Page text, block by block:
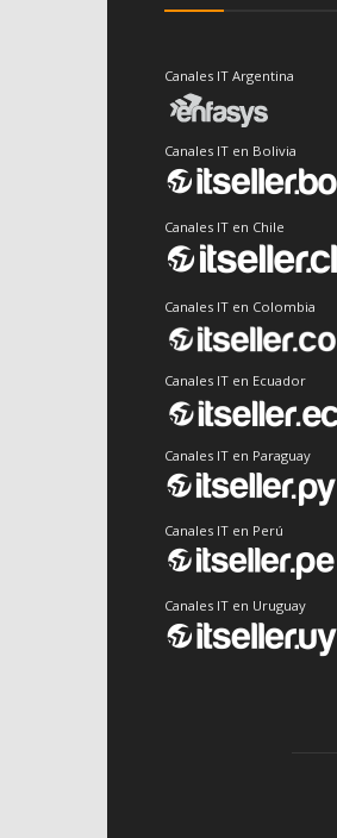
Canales IT Argentina
Canales IT en Bolivia
Canales IT en Chile
Canales IT en Colombia
Canales IT en Ecuador
Canales IT en Paraguay
Canales IT en Perú
Canales IT en Uruguay